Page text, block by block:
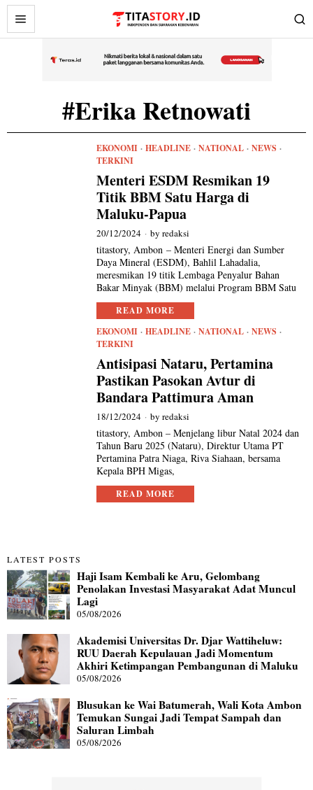
#Erika Retnowati
EKONOMI · HEADLINE · NATIONAL · NEWS ·
TERKINI
Menteri ESDM Resmikan 19
Titik BBM Satu Harga di
Maluku-Papua
20/12/2024 byredaksi
titastory, Ambon – Menteri Energi dan Sumber
Daya Mineral (ESDM), Bahlil Lahadalia,
meresmikan 19 titik Lembaga Penyalur Bahan
Bakar Minyak (BBM) melalui Program BBM Satu
READ MORE
EKONOMI · HEADLINE · NATIONAL · NEWS ·
TERKINI
Antisipasi Nataru, Pertamina
Pastikan Pasokan Avtur di
Bandara Pattimura Aman
18/12/2024 byredaksi
titastory, Ambon – Menjelang libur Natal 2024 dan
Tahun Baru 2025 (Nataru), Direktur Utama PT
Pertamina Patra Niaga, Riva Siahaan, bersama
Kepala BPH Migas,
READ MORE
LATEST POSTS
Haji Isam Kembali ke Aru, Gelombang
Penolakan Investasi Masyarakat Adat Muncul
Lagi
05/08/2026
Akademisi Universitas Dr. Djar Wattiheluw:
RUU Daerah Kepulauan Jadi Momentum
Akhiri Ketimpangan Pembangunan di Maluku
05/08/2026
Blusukan ke Wai Batumerah, Wali Kota Ambon
Temukan Sungai Jadi Tempat Sampah dan
Saluran Limbah
05/08/2026